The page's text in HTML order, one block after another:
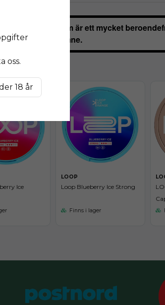
nikotin som är ett mycket
ämne.
Ice
LOOP
Loop Blueberry Ice Strong
Finns i lager
oss.
18 år